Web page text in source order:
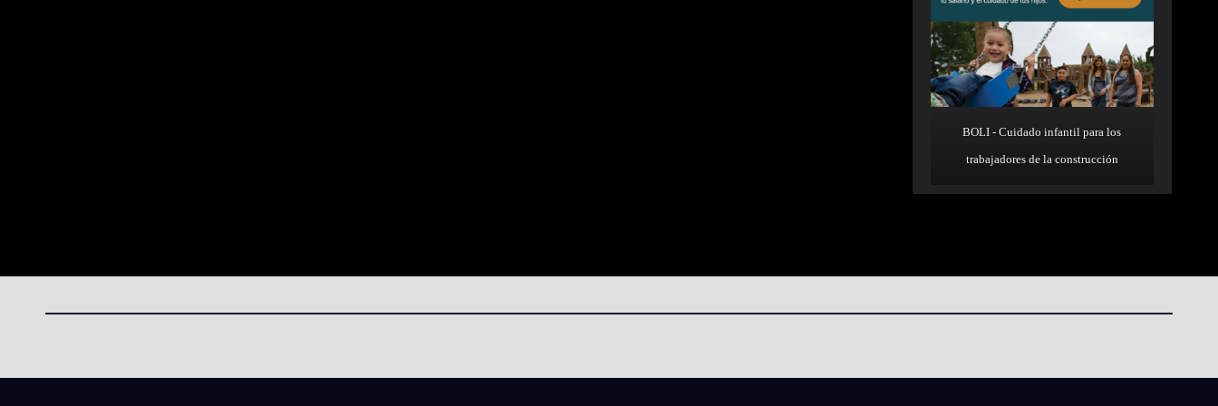
BOLI - Cuidado infantil para los
trabajadores de la construcción